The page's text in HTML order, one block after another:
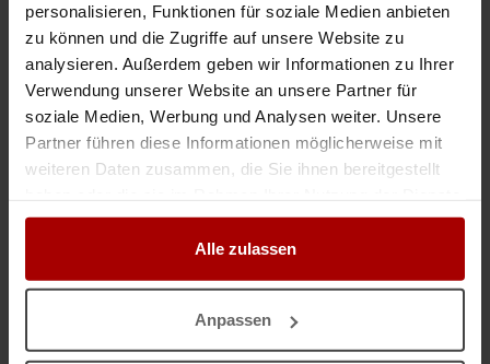
personalisieren, Funktionen für soziale Medien anbieten
zu können und die Zugriffe auf unsere Website zu
analysieren. Außerdem geben wir Informationen zu Ihrer
Verwendung unserer Website an unsere Partner für
soziale Medien, Werbung und Analysen weiter. Unsere
Partner führen diese Informationen möglicherweise mit
weiteren Daten zusammen, die Sie ihnen bereitgestellt
gesammelt haben.
Alle zulassen
Anpassen
Trockenbauer & Verputzer für Nürnberg – sofort einsatzbereit
.. Ob Neubau, Sanierung oder Ausbau – unsere Trockenbauer und
Verputzerbringen Struktur, Glätte und Perfektion in jedes Projekt in
Nürnberg. Arthemos-Teams übernehmen Decken- und Wandmontage,
Spachtelarbeiten, ..
Gesuchin 90402, Nürnberg 22.07.2026
bringen Struktur, Glätte und Perfektion in jedes Projekt in
Wandmontage, Spacht ..